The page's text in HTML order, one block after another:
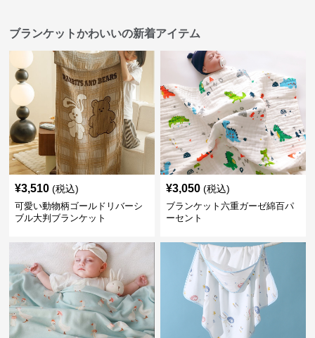
ブランケットかわいいの新着アイテム
¥3,510 (税込)
可愛い動物柄ゴールドリバーシ
ブル大判ブランケット
¥3,050 (税込)
ブランケット六重ガーゼ綿百パ
ーセント